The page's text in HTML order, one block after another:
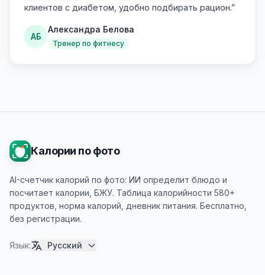
клиентов с диабетом, удобно подбирать рацион.”
АБ
Александра Белова
Тренер по фитнесу
Калории по фото
AI-счетчик калорий по фото: ИИ определит блюдо и
посчитает калории, БЖУ. Таблица калорийности 580+
продуктов, норма калорий, дневник питания. Бесплатно,
без регистрации.
Язык: Русский